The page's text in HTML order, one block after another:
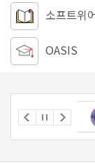
소프트위
OASIS